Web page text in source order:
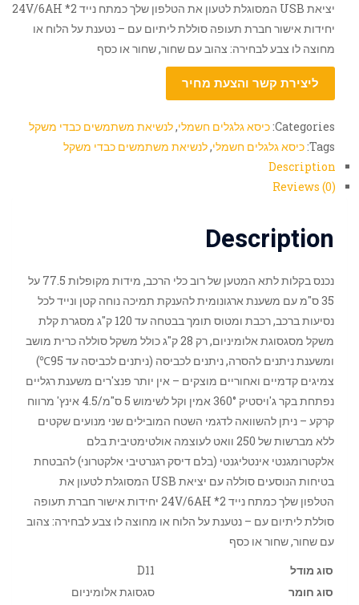
יציאת USB המסוגלת לטעון את הטלפון שלך כמתח נייד 24V/6AH *2
יחידות אישור חברת תעופה סוללת ליתיום עם – נטענת על הלוח או
מחוצה לו צבע לבחירה: צהוב עם שחור, שחור או כסף
ליצירת קשר והצעת מחיר
Categories: כיסא גלגלים חשמלי,לנשיאת משתמשים כבדי משקל
Tags: כיסא גלגלים חשמלי,לנשיאת משתמשים כבדי משקל
Description
Reviews (0)
Description
נכנס בקלות לתא המטען של רוב כלי הרכב, מידות מקופלות 77.5 על
35 ס"מ עם משענת ארגונומית להענקת תמיכה נוחה קטן ונייד לכל
נסיעות ברכב, רכבת ומטוס תומך בבטחה עד 120 ק"ג מסגרת קלת
משקל מסגסוגת אלומיניום, רק 28 ק"ג כולל משקל סוללה כרית מושב
ומשענת ניתנים להסרה, ניתנים לכביסה (ניתנים לכביסה עד 95℃)
צמיגים קדמיים ואחוריים מוצקים – אין יותר פנצ'רים משענת רגליים
נפתחת בקר ג'ויסטיק 360° אמין וקל לשימוש 5 ס"מ/4.5 אינץ' מרווח
קרקע – ניתן להשוואה לדגמי השטח המובילים שני מנועים שקטים
ללא מברשות של 250 וואט לעוצמה אולטימטיבית בלם
אלקטרומגנטי אינטליגנטי (בלם דיסק רגנרטיבי אלקטרוני) להבטחת
בטיחות הנוסעים סוללה עם יציאת USB המסוגלת לטעון את
הטלפון שלך כמתח נייד 24V/6AH *2 יחידות אישור חברת תעופה
סוללת ליתיום עם – נטענת על הלוח או מחוצה לו צבע לבחירה: צהוב
עם שחור, שחור או כסף
סוג מודל
D11
סוג חומר
סגסוגת אלומיניום